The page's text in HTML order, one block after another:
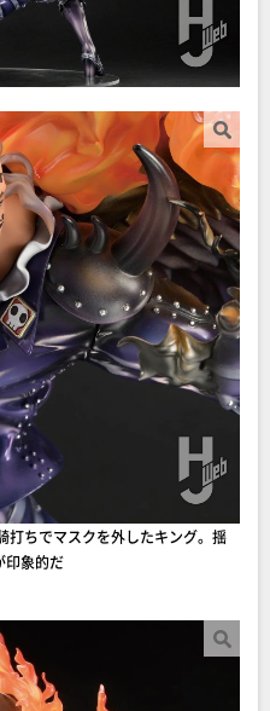
ちでマスクを外したキング。揺
印象的だ